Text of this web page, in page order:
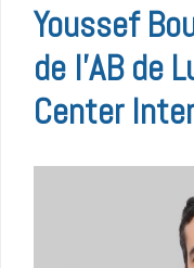
Youssef
de l’AB de
Center